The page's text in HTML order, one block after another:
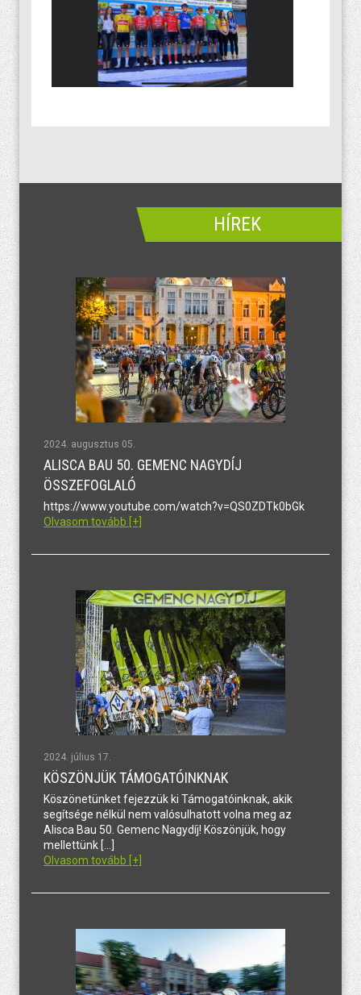
HÍREK
2024. augusztus 05.
ALISCA BAU 50. GEMENC NAGYDÍJ
ÖSSZEFOGLALÓ
https://www.youtube.com/watch?v=QS0ZDTk0bGk
Olvasom tovább [+]
2024. július 17.
KÖSZÖNJÜK TÁMOGATÓINKNAK
Köszönetünket fejezzük ki Támogatóinknak, akik
segítsége nélkül nem valósulhatott volna meg az
Alisca Bau 50. Gemenc Nagydíj! Köszönjük, hogy
mellettünk […]
Olvasom tovább [+]